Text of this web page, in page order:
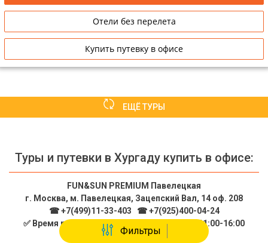
Отели без перелета
Купить путевку в офисе
ЕЩЁ ТУРЫ
Туры и путевки в Хургаду купить в офисе:
FUN&SUN PREMIUM Павелецкая
г. Москва, м. Павелецкая, Зацепский Вал, 14 оф. 208
☎ +7(499)11-33-403
☎ +7(925)400-04-24
✅ Время работы: Пн-Пт 10:00-19:00 Сб-Вс 11:00-16:00
Фильтры